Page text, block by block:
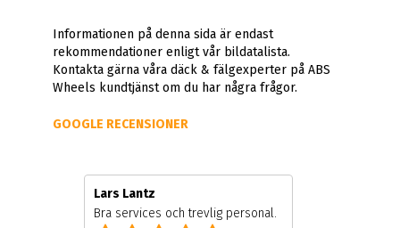
Informationen på denna sida är endast
rekommendationer enligt vår bildatalista.
Kontakta gärna våra däck & fälgexperter på ABS
Wheels kundtjänst om du har några frågor.
GOOGLE RECENSIONER
Lars Lantz
Bra services och trevlig personal.